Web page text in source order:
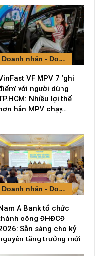
Doanh nhân - Doanh nghiệp
VF MPV 7 ‘ghi
với người dùng
Nhiều lợi thế
hơn hẳn MPV chạy…
Doanh nhân - Doanh nghiệp
A Bank tổ chức
công ĐHĐCĐ
Sẵn sàng cho kỷ
tăng trưởng mới